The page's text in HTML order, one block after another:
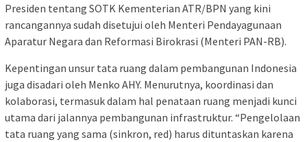
Presiden tentang SOTK Kementerian ATR/BPN yang kini
rancangannya sudah disetujui oleh Menteri Pendayagunaan
Aparatur Negara dan Reformasi Birokrasi (Menteri PAN-RB).
Kepentingan unsur tata ruang dalam pembangunan Indonesia
juga disadari oleh Menko AHY. Menurutnya, koordinasi dan
kolaborasi, termasuk dalam hal penataan ruang menjadi kunci
utama dari jalannya pembangunan infrastruktur. “Pengelolaan
tata ruang yang sama (sinkron, red) harus dituntaskan karena